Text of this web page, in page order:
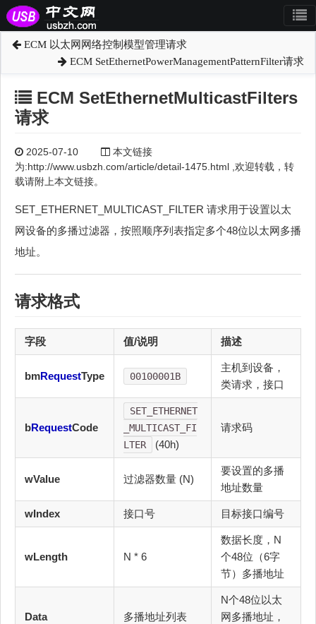
ECM 以太网网络控制模型管理请求
ECM SetEthernetPowerManagementPatternFilter请求
ECM SetEthernetMulticastFilters
请求
2025-07-10
本文链接
为:http://www.usbzh.com/article/detail-1475.html ,欢迎转载，转
载请附上本文链接。
SET_ETHERNET_MULTICAST_FILTER 请求用于设置以太
网设备的多播过滤器，按照顺序列表指定多个48位以太网多播
地址。
请求格式
字段 值/说明 描述
bmRequestType 00100001B
主机到设备，
类请求，接口
bRequestCode
SET_ETHERNET
_MULTICAST_FI
LTER
(40h)
请求码
wValue 过滤器数量 (N)
要设置的多播
地址数量
wIndex 接口号 目标接口编号
wLength N * 6
数据长度，N
个48位（6字
节）多播地址
Data 多播地址列表
N个48位以太
网多播地址，